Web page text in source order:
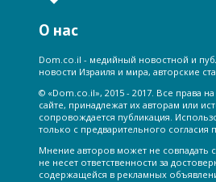
О нас
Dom.co.il - медийный новостной и
новости Израиля и мира, авторские
© «Dom.co.il», 2015 - 2017. Все права
сайте, принадлежат их авторам или
сопровождается публикация.
только с предварительного согласия
Мнение авторов может не совпадать
не несет ответственности за
содержащейся в рекламных